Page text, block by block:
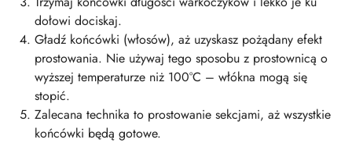
dołowi dociskaj.
Gładź końcówki (włosów), aż uzyskasz pożądany efekt
prostowania. Nie używaj tego sposobu z prostownicą o
wyższej temperaturze niż 100°C – włókna mogą się
stopić.
Zalecana technika to prostowanie sekcjami, aż wszystkie
końcówki będą gotowe.